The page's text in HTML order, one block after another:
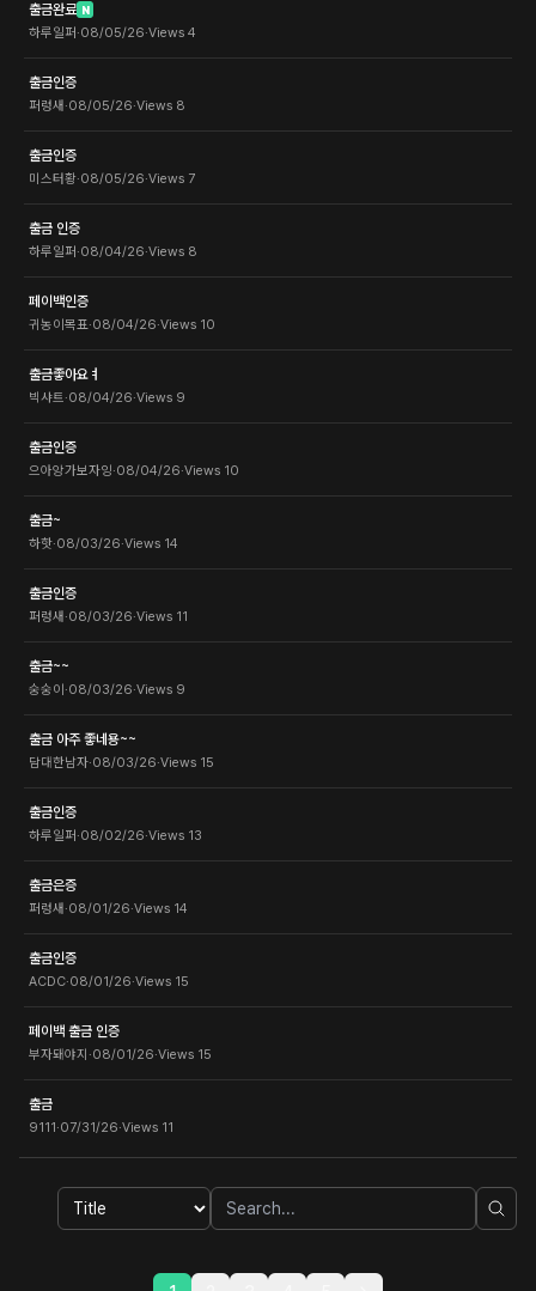
출금완료 N
하루일퍼·08/05/26·Views 4
출금인증
퍼렁새 ·08/05/26·Views 8
출금인증
미스터황·08/05/26·Views 7
출금 인증
하루일퍼·08/04/26·Views 8
페이백인증
귀농이목표·08/04/26·Views 10
출금좋아요ㅕ
빅샤트·08/04/26·Views 9
출금인증
으아앙가보자잉·08/04/26·Views 10
출금~
하핫·08/03/26·Views 14
출금인증
퍼렁새 ·08/03/26·Views 11
출금~~
숭숭이·08/03/26·Views 9
출금 아주 좋네용~~
담대한남자·08/03/26·Views 15
출금인증
하루일퍼·08/02/26·Views 13
출금은증
퍼렁새 ·08/01/26·Views 14
출금인증
ACDC·08/01/26·Views 15
페이백 출금 인증
부자돼야지 ·08/01/26·Views 15
출금
9111·07/31/26·Views 11